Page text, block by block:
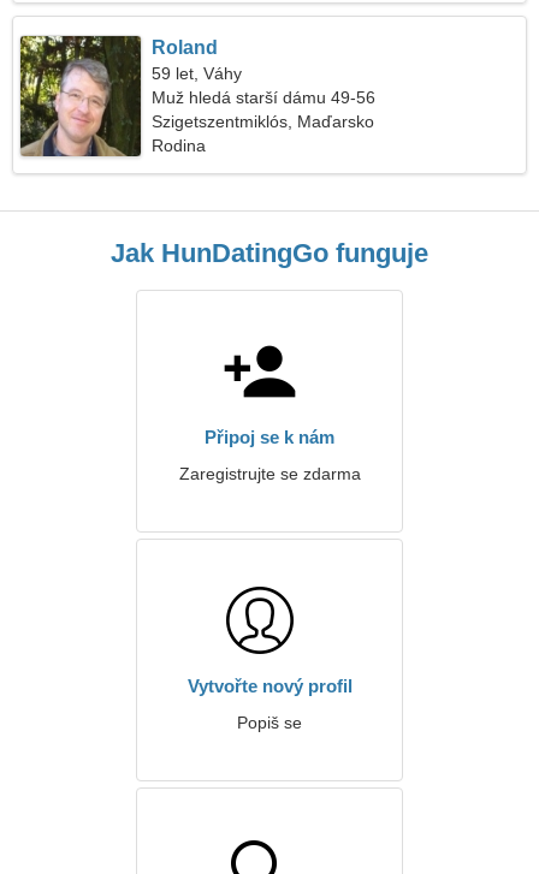
Roland
59 let, Váhy
Muž hledá starší dámu 49-56
Szigetszentmiklós, Maďarsko
Rodina
Jak HunDatingGo funguje
Připoj se k nám
Zaregistrujte se zdarma
Vytvořte nový profil
Popiš se